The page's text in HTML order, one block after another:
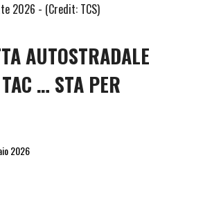
AUTOSTRADALE
… STA PER
2026
2026 - (Credit: TCS)